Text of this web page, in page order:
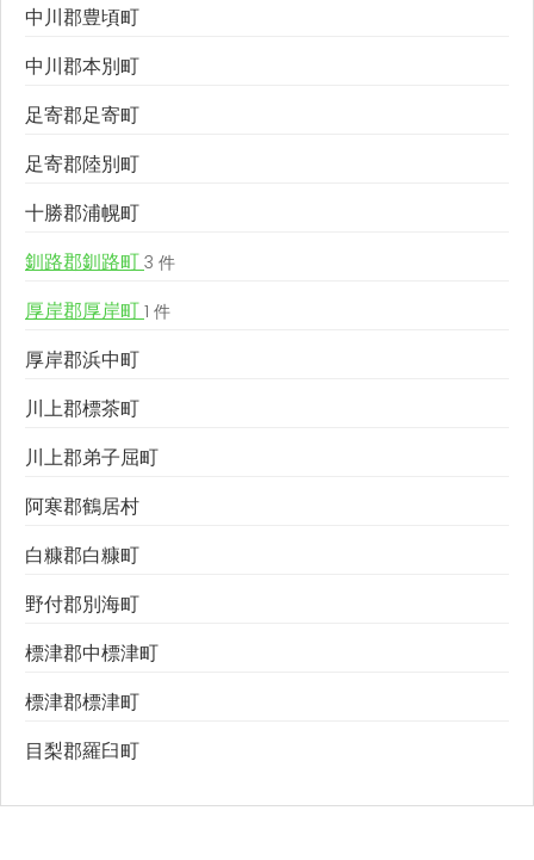
中川郡豊頃町
中川郡本別町
足寄郡足寄町
足寄郡陸別町
十勝郡浦幌町
釧路郡釧路町 3 件
厚岸郡厚岸町 1 件
厚岸郡浜中町
川上郡標茶町
川上郡弟子屈町
阿寒郡鶴居村
白糠郡白糠町
野付郡別海町
標津郡中標津町
標津郡標津町
目梨郡羅臼町